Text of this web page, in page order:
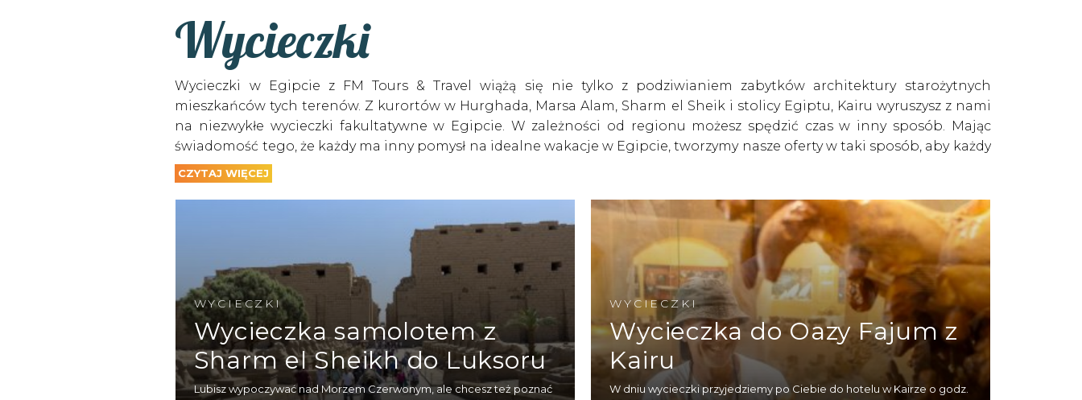
Wycieczki
Wycieczki w Egipcie z FM Tours & Travel wiążą się nie tylko z podziwianiem zabytków architektury starożytnych
mieszkańców tych terenów. Z kurortów w Hurghada, Marsa Alam, Sharm el Sheik i stolicy Egiptu, Kairu wyruszysz z nami
na niezwykłe wycieczki fakultatywne w Egipcie. W zależności od regionu możesz spędzić czas w inny sposób. Mając
świadomość tego, że każdy ma inny pomysł na idealne wakacje w Egipcie, tworzymy nasze oferty w taki sposób, aby każdy
mógł znaleźć formę odpoczynku odpowiadającą jego zainteresowaniom.
Z kurortów położonych na zachodnim wybrzeżu Morza Czerwonego, jak Hurghada i Marsa Alam, dotarcie do Kairu to
kwestia kilku godzin. Na miejsce dojedziesz klimatyzowanym autobusem z polskojęzycznym przewodnikiem na
pokładzie. Z Sharm el Sheikh do stolicy Egiptu za to dolecisz z miejscowego lotniska.
Jeśli są to twoje pierwsze wczasy w Egipcie, obowiązkowo musisz zobaczyć bogactwa grobowca Tutanchamona i na
własne oczy zobaczyć maskę tego faraona. W Gizie z kolei przekonasz się jak niewielcy się wydajemy stojąc w cieniu
Piramidy Cheopsa. Nie bez przyczyny nazywa się ją Wielką Piramidą.
Jeśli zależy ci na chłonięciu jak największej ilości widoków ruin starożytnej architektury, na twojej liście powinien znaleźć
się Luksor. W trakcie dwudniowej wycieczki po Mieście Pałaców, z pewnością uda ci się zwiedzić większość zabytków tego
największego muzeum świata na świeżym powietrzu. Przejdziesz się Doliną Królów oraz zobaczysz świątynie kompleksu
CZYTAJ WIĘCEJ
WYCIECZKI
Wycieczka samolotem z
Sharm el Sheikh do Luksoru
Lubisz wypoczywać nad Morzem Czerwonym, ale chcesz też poznać
WYCIECZKI
Wycieczka do Oazy Fajum z
Kairu
W dniu wycieczki przyjedziemy po Ciebie do hotelu w Kairze o godz.